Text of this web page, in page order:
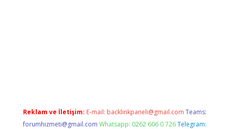
Reklam ve İletişim: E-mail: backlinkpaneli@gmail.com Teams:
forumhizmeti@gmail.com Whatsapp: 0262 606 0 726 Telegram: